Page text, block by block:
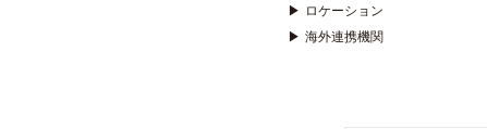
▶ ロケーション
▶ 海外連携機関